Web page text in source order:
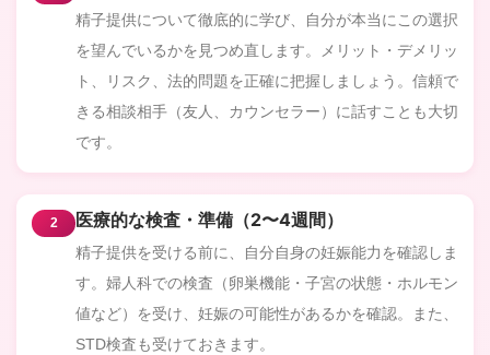
精子提供について徹底的に学び、自分が本当にこの選択
を望んでいるかを見つめ直します。メリット・デメリッ
ト、リスク、法的問題を正確に把握しましょう。信頼で
きる相談相手（友人、カウンセラー）に話すことも大切
です。
2 医療的な検査・準備（2〜4週間）
精子提供を受ける前に、自分自身の妊娠能力を確認しま
す。婦人科での検査（卵巣機能・子宮の状態・ホルモン
値など）を受け、妊娠の可能性があるかを確認。また、
STD検査も受けておきます。